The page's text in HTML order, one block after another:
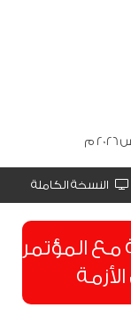
النسخة الكاملة
المؤتمر